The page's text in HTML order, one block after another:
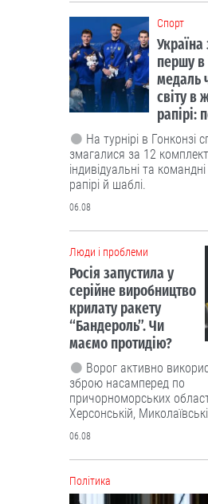
Cпорт
Україна
першу в
медаль
світу в
рапірі:
На турнірі в Гонконзі
змагалися за 12
індивідуальні та
рапірі й шаблі.
06.08
Люди і проблеми
Росія запустила у
серійне виробництво
крилату ракету
“Бандероль”. Чи
маємо протидію?
Ворог активно
зброю насамперед по
причорноморських
Херсонській,
06.08
Політика